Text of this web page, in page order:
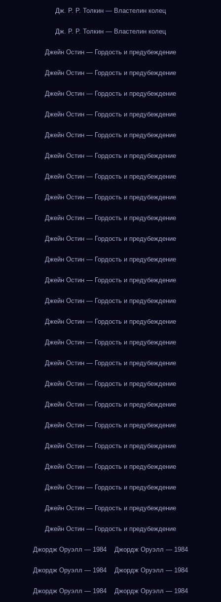
Дж. Р. Р. Толкин — Властелин колец
Дж. Р. Р. Толкин — Властелин колец
Джейн Остин — Гордость и предубеждение
Джейн Остин — Гордость и предубеждение
Джейн Остин — Гордость и предубеждение
Джейн Остин — Гордость и предубеждение
Джейн Остин — Гордость и предубеждение
Джейн Остин — Гордость и предубеждение
Джейн Остин — Гордость и предубеждение
Джейн Остин — Гордость и предубеждение
Джейн Остин — Гордость и предубеждение
Джейн Остин — Гордость и предубеждение
Джейн Остин — Гордость и предубеждение
Джейн Остин — Гордость и предубеждение
Джейн Остин — Гордость и предубеждение
Джейн Остин — Гордость и предубеждение
Джейн Остин — Гордость и предубеждение
Джейн Остин — Гордость и предубеждение
Джейн Остин — Гордость и предубеждение
Джейн Остин — Гордость и предубеждение
Джейн Остин — Гордость и предубеждение
Джейн Остин — Гордость и предубеждение
Джейн Остин — Гордость и предубеждение
Джейн Остин — Гордость и предубеждение
Джейн Остин — Гордость и предубеждение
Джейн Остин — Гордость и предубеждение
Джордж Оруэлл — 1984 Джордж Оруэлл — 1984
Джордж Оруэлл — 1984 Джордж Оруэлл — 1984
Джордж Оруэлл — 1984 Джордж Оруэлл — 1984